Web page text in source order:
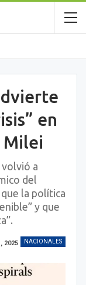
en
Milei
a
del
la política
y que
NACIONALES
2025